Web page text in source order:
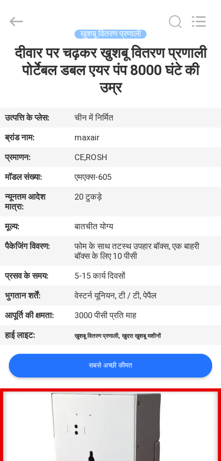
घर
हमारे
बारे
में
कारखाना
भ्रमण
गुणवत्ता
नियंत्रण
संपर्क
करें
एक
अनुरोध
SHOPPING
Reserved.
खुशबू वितरण प्रणाली
दीवार पर चढ़कर खुशबू वितरण प्रणाली
पोर्टेबल डबल एयर पंप 8000 घंटे की
उम्र
उत्पत्ति के प्लेस:
चीन में निर्मित
ब्रांड नाम:
maxair
प्रमाणन:
CE,ROSH
मॉडल संख्या:
एमएक्स-605
न्यूनतम आदेश
मात्रा:
20 टुकड़े
मूल्य:
बातचीत योग्य
पैकेजिंग विवरण:
फोम के साथ तटस्थ उपहार बॉक्स, एक बाहरी
बॉक्स के लिए 10 पीसी
प्रसव के समय:
5-15 कार्य दिवसों
भुगतान शर्तें:
वेस्टर्न यूनियन, टी / टी, पेपैल
आपूर्ति की क्षमता:
3000 पीसी प्रति माह
हाई लाइट:
खुशबू वितरण प्रणाली,खुदरा खुशबू मशीनों
सबसे अच्छी कीमत